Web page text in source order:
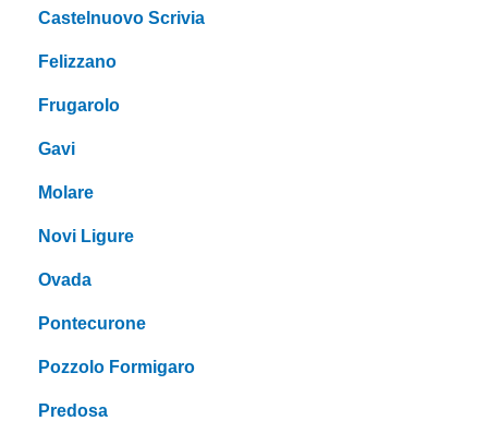
Castelnuovo Scrivia
Felizzano
Frugarolo
Gavi
Molare
Novi Ligure
Ovada
Pontecurone
Pozzolo Formigaro
Predosa